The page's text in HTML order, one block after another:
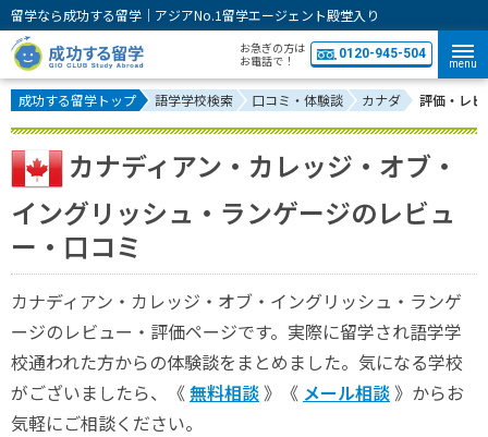
留学なら成功する留学｜アジアNo.1留学エージェント殿堂入り
お急ぎの方は
お電話で！
0120-945-504
menu
成功する留学トップ 語学学校検索 口コミ・体験談 カナダ 評価・レ
カナディアン・カレッジ・オブ・
イングリッシュ・ランゲージのレビュ
ー・口コミ
カナディアン・カレッジ・オブ・イングリッシュ・ランゲ
ージのレビュー・評価ページです。実際に留学され語学学
校通われた方からの体験談をまとめました。気になる学校
がございましたら、《 無料相談 》《 メール相談 》からお
気軽にご相談ください。